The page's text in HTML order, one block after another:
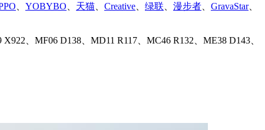
YOBYBO 天猫 Creative 绿联 漫步者 GravaStar、
、MF06 D138、MD11 R117、MC46 R132、ME38 D143、